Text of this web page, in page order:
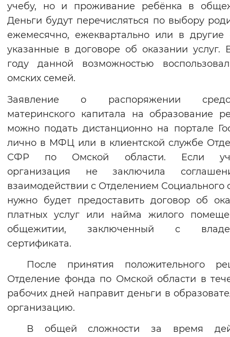
учебу, но и проживание ребёнка в
Деньги будут перечисляться по выбору
ежемесячно, ежеквартально или в другие
указанные в договоре об оказании услуг.
году данной возможностью
омских семей.
Заявление о распоряжении
материнского капитала на образование
можно подать дистанционно на портале
лично в МФЦ или в клиентской службе
СФР по Омской области. Если
организация не заключила
взаимодействии с Отделением Социального
нужно будет предоставить договор об
платных услуг или найма жилого
общежитии, заключенный с
сертификата.
После принятия положительного
Отделение фонда по Омской области в
рабочих дней направит деньги в
организацию.
В общей сложности за время